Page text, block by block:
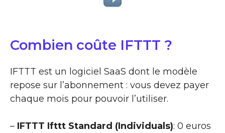
Combien coûte IFTTT ?
IFTTT est un logiciel SaaS dont le modèle
repose sur l’abonnement : vous devez payer
chaque mois pour pouvoir l’utiliser.
– IFTTT Ifttt Standard (Individuals): 0 euros